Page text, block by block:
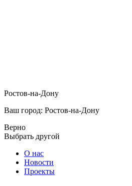
Ростов-на-Дону
Ваш город: Ростов-на-Дону
Верно
Выбрать другой
О нас
Новости
Проекты